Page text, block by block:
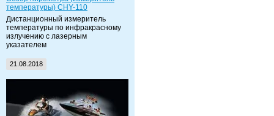
температуры) CHY-110
Дистанционный измеритель
температуры по инфракрасному
излучению с лазерным
указателем
21.08.2018